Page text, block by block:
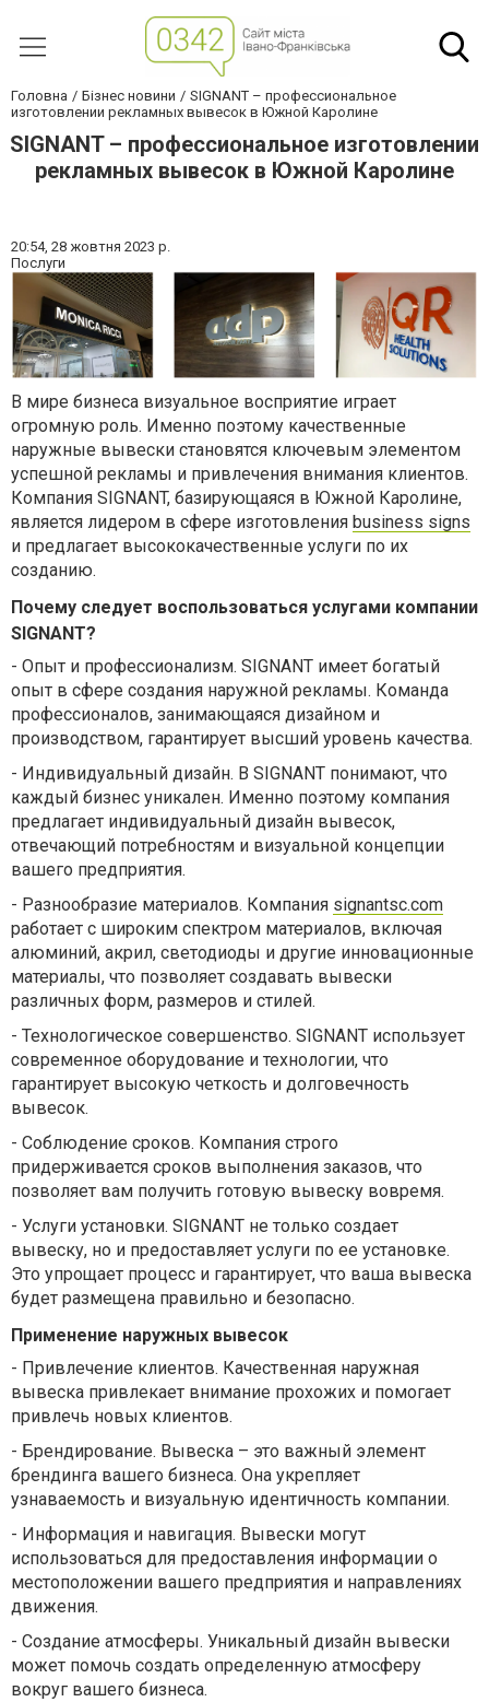
Головна Бізнес новини
SIGNANT – профессиональное
изготовлении рекламных вывесок в Южной Каролине
SIGNANT – профессиональное изготовлении
рекламных вывесок в Южной Каролине
20:54, 28 жовтня 2023 р.
Послуги
В мире бизнеса визуальное восприятие играет
огромную роль. Именно поэтому качественные
наружные вывески становятся ключевым элементом
успешной рекламы и привлечения внимания клиентов.
Компания SIGNANT, базирующаяся в Южной Каролине,
является лидером в сфере изготовления business signs
и предлагает высококачественные услуги по их
созданию.
Почему следует воспользоваться услугами компании
SIGNANT?
- Опыт и профессионализм. SIGNANT имеет богатый
опыт в сфере создания наружной рекламы. Команда
профессионалов, занимающаяся дизайном и
производством, гарантирует высший уровень качества.
- Индивидуальный дизайн. В SIGNANT понимают, что
каждый бизнес уникален. Именно поэтому компания
предлагает индивидуальный дизайн вывесок,
отвечающий потребностям и визуальной концепции
вашего предприятия.
- Разнообразие материалов. Компания signantsc.com
работает с широким спектром материалов, включая
алюминий, акрил, светодиоды и другие инновационные
материалы, что позволяет создавать вывески
различных форм, размеров и стилей.
- Технологическое совершенство. SIGNANT использует
современное оборудование и технологии, что
гарантирует высокую четкость и долговечность
вывесок.
- Соблюдение сроков. Компания строго
придерживается сроков выполнения заказов, что
позволяет вам получить готовую вывеску вовремя.
- Услуги установки. SIGNANT не только создает
вывеску, но и предоставляет услуги по ее установке.
Это упрощает процесс и гарантирует, что ваша вывеска
будет размещена правильно и безопасно.
Применение наружных вывесок
- Привлечение клиентов. Качественная наружная
вывеска привлекает внимание прохожих и помогает
привлечь новых клиентов.
- Брендирование. Вывеска – это важный элемент
брендинга вашего бизнеса. Она укрепляет
узнаваемость и визуальную идентичность компании.
- Информация и навигация. Вывески могут
использоваться для предоставления информации о
местоположении вашего предприятия и направлениях
движения.
- Создание атмосферы. Уникальный дизайн вывески
может помочь создать определенную атмосферу
вокруг вашего бизнеса.